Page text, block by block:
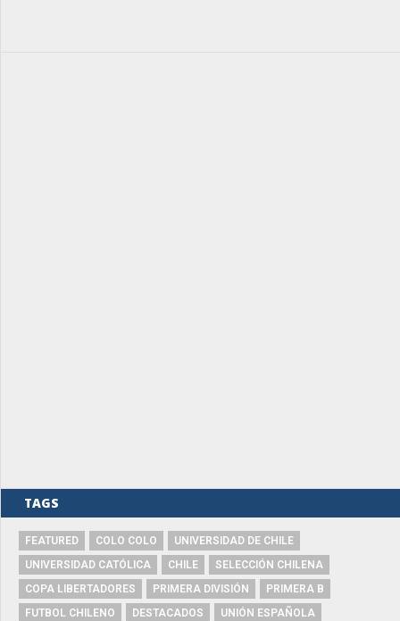
TAGS
FEATURED COLO COLO
UNIVERSIDAD DE CHILE
UNIVERSIDAD CATÓLICA
CHILE
SELECCIÓN CHILENA
COPA LIBERTADORES
PRIMERA DIVISIÓN
PRIMERA B
FUTBOL CHILENO
DESTACADOS
UNIÓN ESPAÑOLA